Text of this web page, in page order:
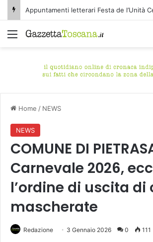
Appuntamenti letterari Festa de l’Unità
Menu
Home / NEWS
NEWS
COMUNE DI
Carnevale 2026,
l’ordine di uscita di
mascherate
Redazione 3 Gennaio 2026 0 111